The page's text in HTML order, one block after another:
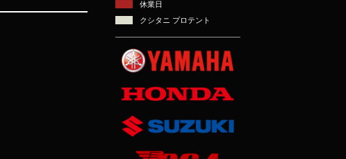
休業日
クシタニ プロテント